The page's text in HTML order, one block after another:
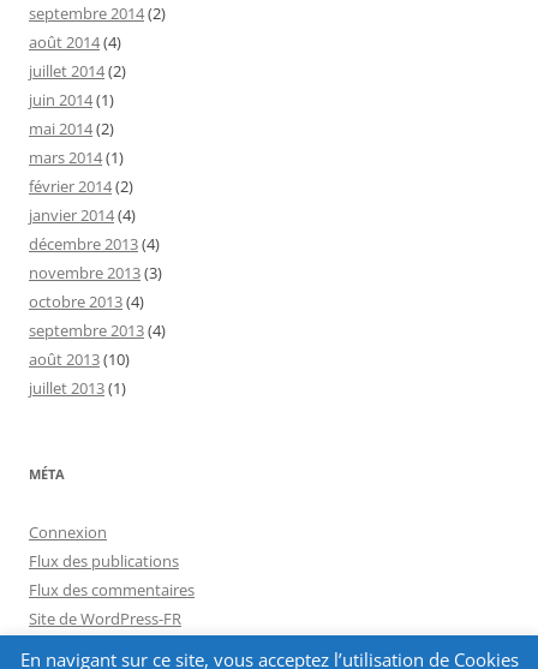
septembre 2014(2)
août 2014(4)
juillet 2014(2)
juin 2014(1)
mai 2014(2)
mars 2014(1)
février 2014(2)
janvier 2014(4)
décembre 2013(4)
novembre 2013(3)
octobre 2013(4)
septembre 2013(4)
août 2013(10)
juillet 2013(1)
MÉTA
Connexion
Flux des publications
Flux des commentaires
Site de WordPress-FR
En navigant sur ce site, vous acceptez l’utilisation de Cookies